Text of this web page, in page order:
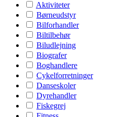
Aktiviteter
Børneudstyr
Bilforhandler
Biltilbehør
Biludlejning
Biografer
Boghandlere
Cykelforretninger
Danseskoler
Dyrehandler
Fiskegrej